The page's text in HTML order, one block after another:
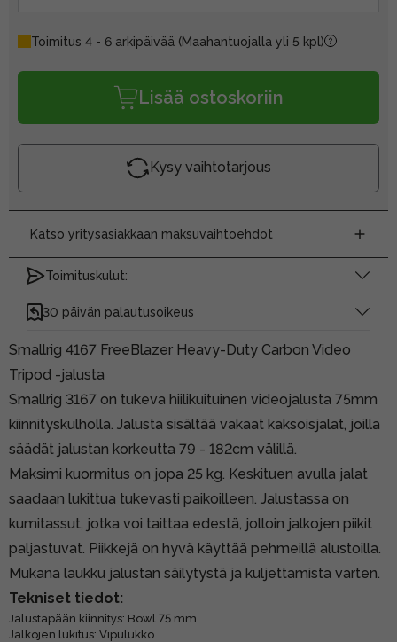
Toimitus 4 - 6 arkipäivää (Maahantuojalla yli 5 kpl)
Lisää ostoskoriin
Kysy vaihtotarjous
Katso yritysasiakkaan maksuvaihtoehdot
Toimituskulut:
30 päivän palautusoikeus
Smallrig 4167 FreeBlazer Heavy-Duty Carbon Video
Tripod -jalusta
Smallrig 3167 on tukeva hiilikuituinen videojalusta 75mm
kiinnityskulholla. Jalusta sisältää vakaat kaksoisjalat, joilla
säädät jalustan korkeutta 79 - 182cm välillä.
Maksimi kuormitus on jopa 25 kg. Keskituen avulla jalat
saadaan lukittua tukevasti paikoilleen. Jalustassa on
kumitassut, jotka voi taittaa edestä, jolloin jalkojen piikit
paljastuvat. Piikkejä on hyvä käyttää pehmeillä alustoilla.
Mukana laukku jalustan säilytystä ja kuljettamista varten.
Tekniset tiedot:
Jalustapään kiinnitys: Bowl 75 mm
Jalkojen lukitus: Vipulukko